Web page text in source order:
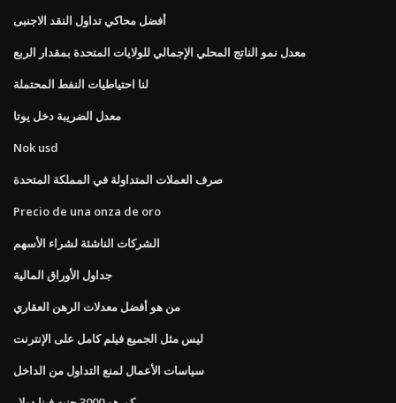
أفضل محاكي تداول النقد الاجنبى
معدل نمو الناتج المحلي الإجمالي للولايات المتحدة بمقدار الربع
لنا احتياطيات النفط المحتملة
معدل الضريبة دخل يوتا
Nok usd
صرف العملات المتداولة في المملكة المتحدة
Precio de una onza de oro
الشركات الناشئة لشراء الأسهم
جداول الأوراق المالية
من هو أفضل معدلات الرهن العقاري
ليس مثل الجميع فيلم كامل على الإنترنت
سياسات الأعمال لمنع التداول من الداخل